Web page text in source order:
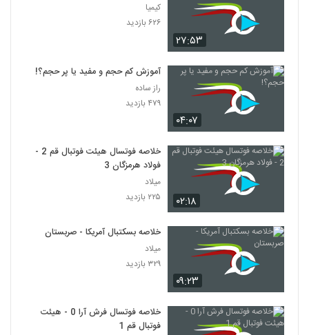
۲۷:۵۳
کیمیا
۶۲۶ بازدید
۰۴:۰۷
آموزش کم حجم و مفید یا پر حجم؟!
راز ساده
۴۷۹ بازدید
۰۲:۱۸
خلاصه فوتسال هیئت فوتبال قم 2 -
فولاد هرمزگان 3
میلاد
۲۲۵ بازدید
۰۹:۲۳
خلاصه بسکتبال آمریکا - صربستان
میلاد
۳۲۹ بازدید
خلاصه فوتسال فرش آرا 0 - هیئت
فوتبال قم 1